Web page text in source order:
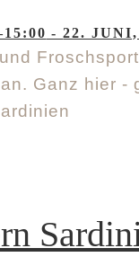
-22. JUNI,
Ganz hier